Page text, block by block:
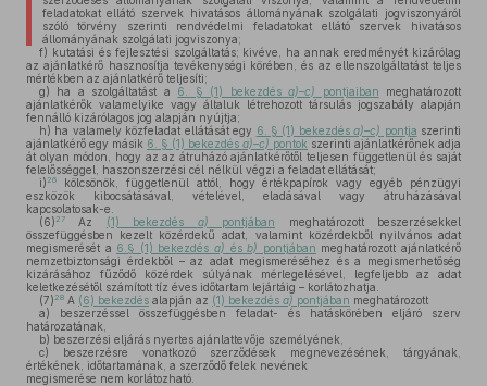
feladatokat ellátó szervek hivatásos állományának szolgálati jogviszonyáról
szóló törvény szerinti rendvédelmi feladatokat ellátó szervek hivatásos
állományának szolgálati jogviszonya;
f) kutatási és fejlesztési szolgáltatás; kivéve, ha annak eredményét kizárólag
az ajánlatkérő hasznosítja tevékenységi körében, és az ellenszolgáltatást teljes
mértékben az ajánlatkérő teljesíti;
g) ha a szolgáltatást a 6. § (1) bekezdésa)–c) pontjaiban meghatározott
ajánlatkérők valamelyike vagy általuk létrehozott társulás jogszabály alapján
fennálló kizárólagos jog alapján nyújtja;
h) ha valamely közfeladat ellátását egy 6. § (1) bekezdésa)–c) pontja szerinti
ajánlatkérő egy másik 6. § (1) bekezdés a)–c) pontok szerinti ajánlatkérőnek adja
át olyan módon, hogy az az átruházó ajánlatkérőtől teljesen függetlenül és saját
felelősséggel, haszonszerzési cél nélkül végzi a feladat ellátását;
i) 26
kölcsönök, függetlenül attól, hogy értékpapírok vagy egyéb pénzügyi
eszközök kibocsátásával, vételével, eladásával vagy átruházásával
kapcsolatosak-e.
(6) 27 Az (1) bekezdés a) pontjában meghatározott beszerzésekkel
összefüggésben kezelt közérdekű adat, valamint közérdekből nyilvános adat
megismerését a 6.§ (1) bekezdésa) ésb) pontjában meghatározott ajánlatkérő
nemzetbiztonsági érdekből – az adat megismeréséhez és a megismerhetőség
kizárásához fűződő közérdek súlyának mérlegelésével, legfeljebb az adat
keletkezésétől számított tíz éves időtartam lejártáig – korlátozhatja.
(7) 28 A (6) bekezdés alapján az (1) bekezdés a) pontjában meghatározott
a) beszerzéssel összefüggésben feladat- és hatáskörében eljáró szerv
határozatának,
b) beszerzési eljárás nyertes ajánlattevője személyének,
c) beszerzésre vonatkozó szerződések megnevezésének, tárgyának,
értékének, időtartamának, a szerződő felek nevének
megismerése nem korlátozható.